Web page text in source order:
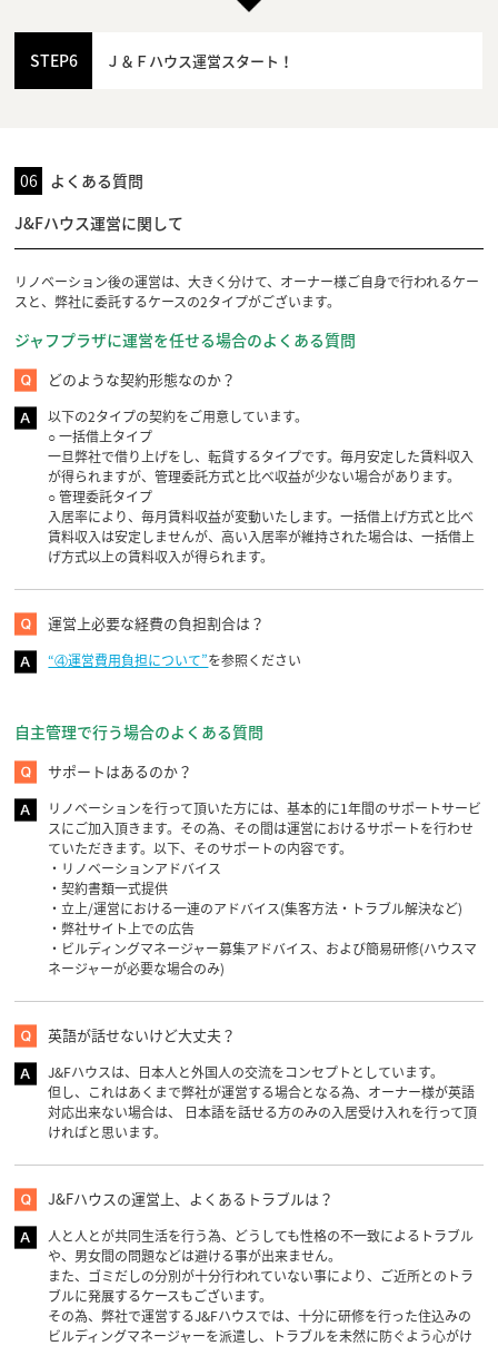
STEP6 Ｊ＆Ｆハウス運営スタート！
06
よくある質問
J&Fハウス運営に関して
リノベーション後の運営は、大きく分けて、オーナー様ご自身で行われるケー
スと、弊社に委託するケースの2タイプがございます。
ジャフプラザに運営を任せる場合のよくある質問
どのような契約形態なのか？
以下の2タイプの契約をご用意しています。
○ 一括借上タイプ
一旦弊社で借り上げをし、転貸するタイプです。毎月安定した賃料収入
が得られますが、管理委託方式と比べ収益が少ない場合があります。
○ 管理委託タイプ
入居率により、毎月賃料収益が変動いたします。一括借上げ方式と比べ
賃料収入は安定しませんが、高い入居率が維持された場合は、一括借上
げ方式以上の賃料収入が得られます。
運営上必要な経費の負担割合は？
“④運営費用負担について”を参照ください
自主管理で行う場合のよくある質問
サポートはあるのか？
リノベーションを行って頂いた方には、基本的に1年間のサポートサービ
スにご加入頂きます。その為、その間は運営におけるサポートを行わせ
ていただきます。以下、そのサポートの内容です。
・リノベーションアドバイス
・契約書類一式提供
・立上/運営における一連のアドバイス(集客方法・トラブル解決など)
・弊社サイト上での広告
・ビルディングマネージャー募集アドバイス、および簡易研修(ハウスマ
ネージャーが必要な場合のみ)
英語が話せないけど大丈夫？
J&Fハウスは、日本人と外国人の交流をコンセプトとしています。
但し、これはあくまで弊社が運営する場合となる為、オーナー様が英語
対応出来ない場合は、
日本語を話せる方のみの入居受け入れを行って頂
ければと思います。
J&Fハウスの運営上、よくあるトラブルは？
人と人とが共同生活を行う為、どうしても性格の不一致によるトラブル
や、男女間の問題などは避ける事が出来ません。
また、ゴミだしの分別が十分行われていない事により、ご近所とのトラ
ブルに発展するケースもございます。
その為、弊社で運営するJ&Fハウスでは、十分に研修を行った住込みの
ビルディングマネージャーを派遣し、トラブルを未然に防ぐよう心がけ